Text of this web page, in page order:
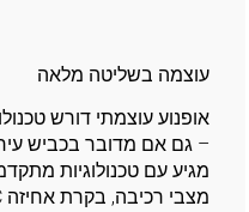
עוצמה בשליטה מלאה
אופנוע עוצמתי דורש
– גם אם מדובר בכביש